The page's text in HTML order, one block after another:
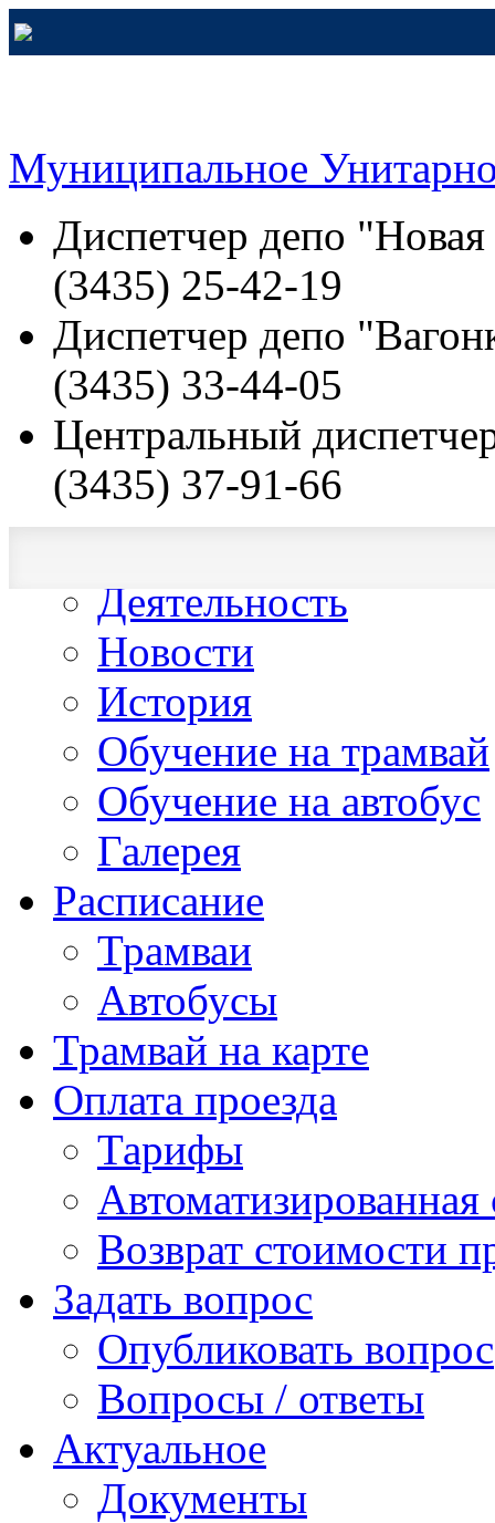
Муниципальное
Диспетчер депо
(3435) 25-42-19
Диспетчер депо
(3435) 33-44-05
Центральный
(3435) 37-91-66
Деятельность
Новости
История
Обучение на трамвай
Обучение на автобус
Галерея
Расписание
Трамваи
Автобусы
Трамвай на карте
Оплата проезда
Тарифы
Возврат стоимости
Задать вопрос
Опубликовать вопрос
Вопросы / ответы
Актуальное
Документы